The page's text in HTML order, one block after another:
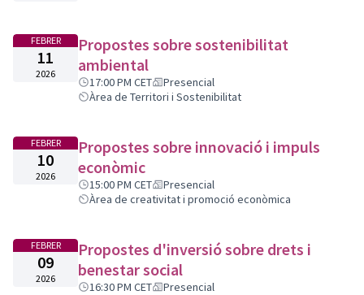
FEBRER
11
2026
Propostes sobre sostenibilitat
ambiental
17:00 PM CET
Presencial
Àrea de Territori i Sostenibilitat
FEBRER
10
2026
Propostes sobre innovació i impuls
econòmic
15:00 PM CET
Presencial
Àrea de creativitat i promoció econòmica
FEBRER
09
2026
Propostes d'inversió sobre drets i
benestar social
16:30 PM CET Presencial